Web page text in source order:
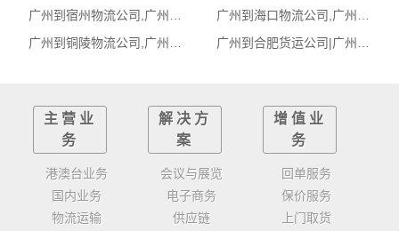
主营业
务
港澳台业务
国内业务
物流运输
解决方
案
会议与展览
电子商务
供应链
增值业
务
回单服务
保价服务
上门取货